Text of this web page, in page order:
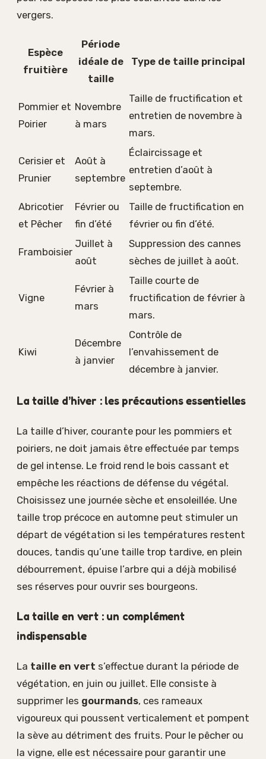
vergers.
Espèce
fruitière
Période
idéale de
taille
Type de taille principal
Pommier et
Poirier
Novembre
à mars
Taille de fructification et
entretien de novembre à
mars.
Cerisier et
Prunier
Août à
septembre
Éclaircissage et
entretien d’août à
septembre.
Abricotier
et Pêcher
Février ou
fin d’été
Taille de fructification en
février ou fin d’été.
Framboisier
Juillet à
août
Suppression des cannes
sèches de juillet à août.
Vigne
Février à
mars
Taille courte de
fructification de février à
mars.
Kiwi
Décembre
à janvier
Contrôle de
l’envahissement de
décembre à janvier.
La taille d’hiver : les précautions essentielles
La taille d’hiver, courante pour les pommiers et
poiriers, ne doit jamais être effectuée par temps
de gel intense. Le froid rend le bois cassant et
empêche les réactions de défense du végétal.
Choisissez une journée sèche et ensoleillée. Une
taille trop précoce en automne peut stimuler un
départ de végétation si les températures restent
douces, tandis qu’une taille trop tardive, en plein
débourrement, épuise l’arbre qui a déjà mobilisé
ses réserves pour ouvrir ses bourgeons.
La taille en vert : un complément
indispensable
La taille en vert s’effectue durant la période de
végétation, en juin ou juillet. Elle consiste à
supprimer les gourmands, ces rameaux
vigoureux qui poussent verticalement et pompent
la sève au détriment des fruits. Pour le pêcher ou
la vigne, elle est nécessaire pour garantir une